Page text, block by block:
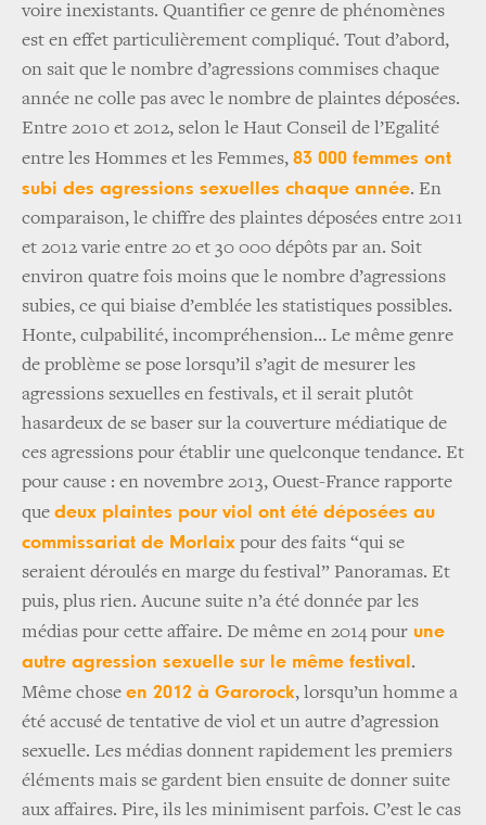
voire inexistants. Quantifier ce genre de phénomènes
est en effet particulièrement compliqué. Tout d’abord,
on sait que le nombre d’agressions commises chaque
année ne colle pas avec le nombre de plaintes déposées.
Entre 2010 et 2012, selon le Haut Conseil de l’Egalité
entre les Hommes et les Femmes, 83 000 femmes ont
subi des agressions sexuelles chaque année. En
comparaison, le chiffre des plaintes déposées entre 2011
et 2012 varie entre 20 et 30 000 dépôts par an. Soit
environ quatre fois moins que le nombre d’agressions
subies, ce qui biaise d’emblée les statistiques possibles.
Honte, culpabilité, incompréhension… Le même genre
de problème se pose lorsqu’il s’agit de mesurer les
agressions sexuelles en festivals, et il serait plutôt
hasardeux de se baser sur la couverture médiatique de
ces agressions pour établir une quelconque tendance. Et
pour cause : en novembre 2013, Ouest-France rapporte
que deux plaintes pour viol ont été déposées au
commissariat de Morlaix pour des faits “qui se
seraient déroulés en marge du festival” Panoramas. Et
puis, plus rien. Aucune suite n’a été donnée par les
médias pour cette affaire. De même en 2014 pour une
autre agression sexuelle sur le même festival .
Même chose en 2012 à Garorock, lorsqu’un homme a
été accusé de tentative de viol et un autre d’agression
sexuelle. Les médias donnent rapidement les premiers
éléments mais se gardent bien ensuite de donner suite
aux affaires. Pire, ils les minimisent parfois. C’est le cas